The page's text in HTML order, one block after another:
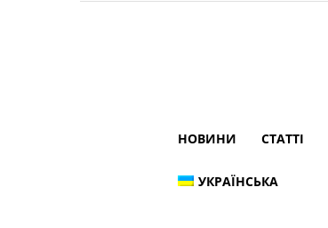
НОВИНИ СТАТТІ
УКРАЇНСЬКА